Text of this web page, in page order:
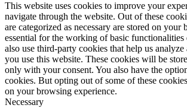
This website uses cookies to improve your
navigate through the website. Out of these
are categorized as necessary are stored on your
essential for the working of basic functionalities
also use third-party cookies that help us
you use this website. These cookies will be
only with your consent. You also have the
cookies. But opting out of some of these
on your browsing experience.
Necessary